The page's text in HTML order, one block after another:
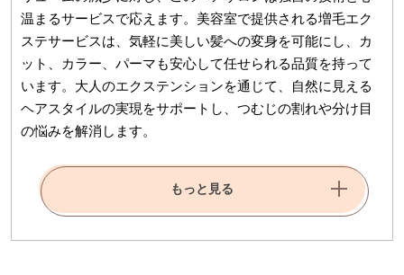
温まるサービスで応えます。美容室で提供される増毛エク
ステサービスは、気軽に美しい髪への変身を可能にし、カ
ット、カラー、パーマも安心して任せられる品質を持って
います。大人のエクステンションを通じて、自然に見える
ヘアスタイルの実現をサポートし、つむじの割れや分け目
の悩みを解消します。
もっと見る